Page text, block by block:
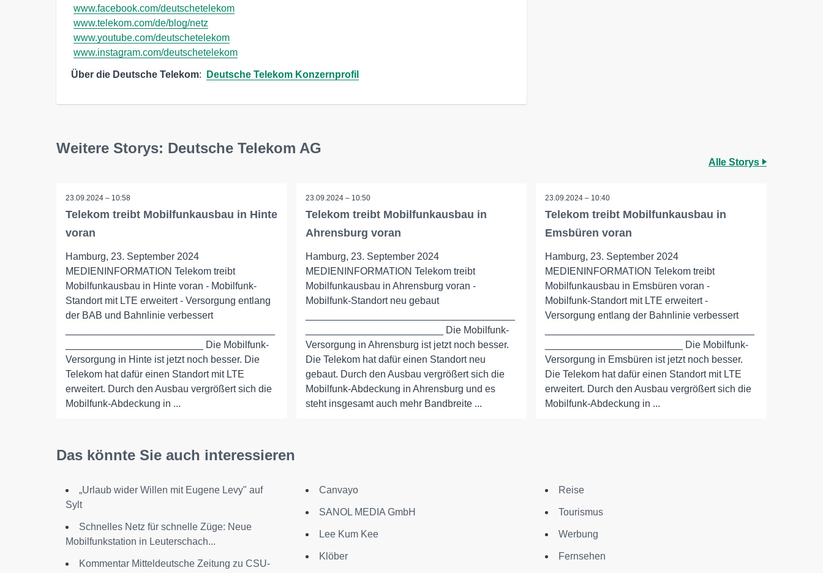
www.facebook.com/deutschetelekom
www.telekom.com/de/blog/netz
www.youtube.com/deutschetelekom
www.instagram.com/deutschetelekom
Über die Deutsche Telekom: Deutsche Telekom Konzernprofil
Weitere Storys: Deutsche Telekom AG
Alle Storys
23.09.2024 – 10:58
Telekom treibt Mobilfunkausbau in Hinte
voran
Hamburg, 23. September 2024
MEDIENINFORMATION Telekom treibt
Mobilfunkausbau in Hinte voran - Mobilfunk-
Standort mit LTE erweitert - Versorgung entlang
der BAB und Bahnlinie verbessert
_________________________ Die Mobilfunk-
Versorgung in Hinte ist jetzt noch besser. Die
Telekom hat dafür einen Standort mit LTE
erweitert. Durch den Ausbau vergrößert sich die
Mobilfunk-Abdeckung in ...
23.09.2024 – 10:50
Telekom treibt Mobilfunkausbau in
Ahrensburg voran
Hamburg, 23. September 2024
MEDIENINFORMATION Telekom treibt
Mobilfunkausbau in Ahrensburg voran -
Mobilfunk-Standort neu gebaut
_________________________ Die Mobilfunk-
Versorgung in Ahrensburg ist jetzt noch besser.
Die Telekom hat dafür einen Standort neu
gebaut. Durch den Ausbau vergrößert sich die
Mobilfunk-Abdeckung in Ahrensburg und es
steht insgesamt auch mehr Bandbreite ...
23.09.2024 – 10:40
Telekom treibt Mobilfunkausbau in
Emsbüren voran
Hamburg, 23. September 2024
MEDIENINFORMATION Telekom treibt
Mobilfunkausbau in Emsbüren voran -
Mobilfunk-Standort mit LTE erweitert -
Versorgung entlang der Bahnlinie verbessert
_________________________ Die Mobilfunk-
Versorgung in Emsbüren ist jetzt noch besser.
Die Telekom hat dafür einen Standort mit LTE
erweitert. Durch den Ausbau vergrößert sich die
Mobilfunk-Abdeckung in ...
Das könnte Sie auch interessieren
„Urlaub wider Willen mit Eugene Levy" auf
Sylt
Schnelles Netz für schnelle Züge: Neue
Mobilfunkstation in Leuterschach...
Kommentar Mitteldeutsche Zeitung zu CSU-
Canvayo
SANOL MEDIA GmbH
Lee Kum Kee
Klöber
Reise
Tourismus
Werbung
Fernsehen